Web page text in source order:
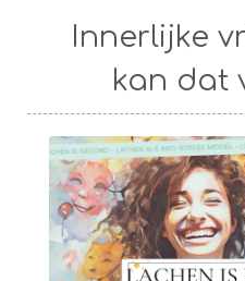
Innerlijke
kan dat